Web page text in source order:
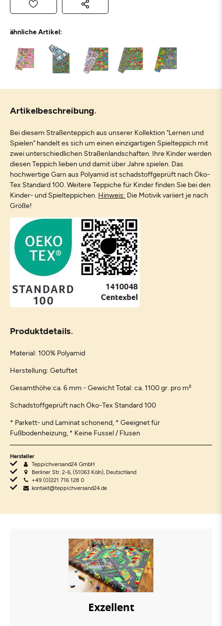
ähnliche Artikel:
Artikelbeschreibung
Bei diesem Straßenteppich aus unserer Kollektion "Lernen und
Spielen" handelt es sich um einen einzigartigen Spielteppich mit
zwei unterschiedlichen Straßenlandschaften. Ihre Kinder werden
diesen Teppich lieben und damit über Jahre spielen. Das
hochwertige Garn aus Polyamid ist schadstoffgeprüft nach Öko-
Tex Standard 100. Weitere Teppiche für Kinder finden Sie bei den
Kinder- und Spielteppichen. Hinweis: Die Motivik variiert je nach
Größe!
Produktdetails
Material: 100% Polyamid
Herstellung: Getuftet
Gesamthöhe:ca. 6 mm - Gewicht Total: ca. 1100 gr. pro m²
Schadstoffgeprüft nach Öko-Tex Standard 100
* Parkett- und Laminat schonend, * Geeignet für
Fußbodenheizung, * Keine Fussel / Flusen
Hersteller
Teppichversand24 GmbH
Berliner Str. 2-6, (51063 Köln), Deutschland
+49 (0)221 716 128 0
kontakt@teppichversand24.de
Exzellent